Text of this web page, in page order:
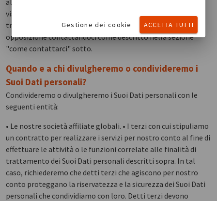
alle opportunità formative. Oltre agli altri diritti che può
visualizzare qui di seguito, ha il diritto di opporsi a tale
trattamento dei Suoi Dati personali. Può registrare la Sua
opposizione contattandoci come descritto nella sezione
"come contattarci" sotto.
Quando e a chi divulgheremo o condivideremo i
Suoi Dati personali?
Condivideremo o divulgheremo i Suoi Dati personali con le
seguenti entità:
• Le nostre società affiliate globali. • I terzi con cui stipuliamo
un contratto per realizzare i servizi per nostro conto al fine di
effettuare le attività o le funzioni correlate alle finalità di
trattamento dei Suoi Dati personali descritti sopra. In tal
caso, richiederemo che detti terzi che agiscono per nostro
conto proteggano la riservatezza e la sicurezza dei Suoi Dati
personali che condividiamo con loro. Detti terzi devono
Gestione dei cookie ACCETTA TUTTI